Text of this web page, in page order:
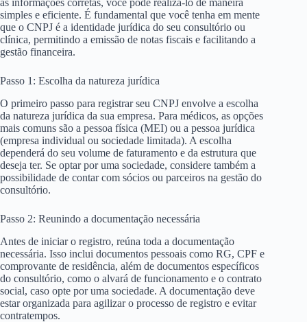
as informações corretas, você pode realizá-lo de maneira
simples e eficiente. É fundamental que você tenha em mente
que o CNPJ é a identidade jurídica do seu consultório ou
clínica, permitindo a emissão de notas fiscais e facilitando a
gestão financeira.
Passo 1: Escolha da natureza jurídica
O primeiro passo para registrar seu CNPJ envolve a escolha
da natureza jurídica da sua empresa. Para médicos, as opções
mais comuns são a pessoa física (MEI) ou a pessoa jurídica
(empresa individual ou sociedade limitada). A escolha
dependerá do seu volume de faturamento e da estrutura que
deseja ter. Se optar por uma sociedade, considere também a
possibilidade de contar com sócios ou parceiros na gestão do
consultório.
Passo 2: Reunindo a documentação necessária
Antes de iniciar o registro, reúna toda a documentação
necessária. Isso inclui documentos pessoais como RG, CPF e
comprovante de residência, além de documentos específicos
do consultório, como o alvará de funcionamento e o contrato
social, caso opte por uma sociedade. A documentação deve
estar organizada para agilizar o processo de registro e evitar
contratempos.